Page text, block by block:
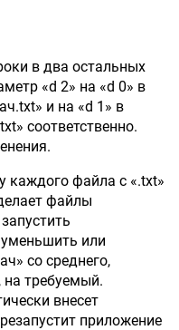
в два остальных
«d 2» на «d 0» в
и на «d 1» в
соответственно.
каждого файла с «.txt»
файлы
или
со среднего,
на требуемый.
внесет
приложение